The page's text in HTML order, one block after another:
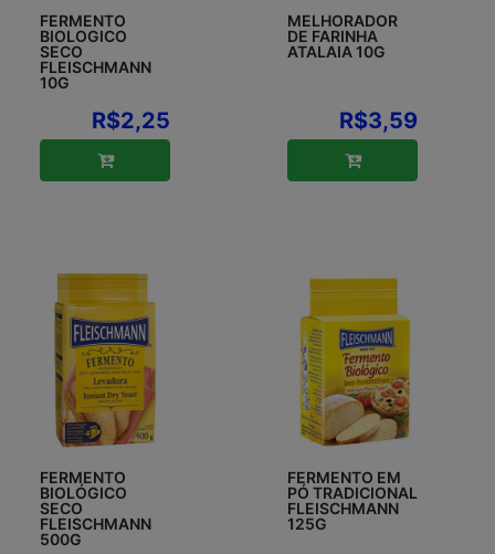
FERMENTO
BIOLOGICO
SECO
FLEISCHMANN
10G
R$2,25
MELHORADOR
DE FARINHA
ATALAIA 10G
R$3,59
FERMENTO
BIOLÓGICO
SECO
FLEISCHMANN
500G
FERMENTO EM
PÓ TRADICIONAL
FLEISCHMANN
125G